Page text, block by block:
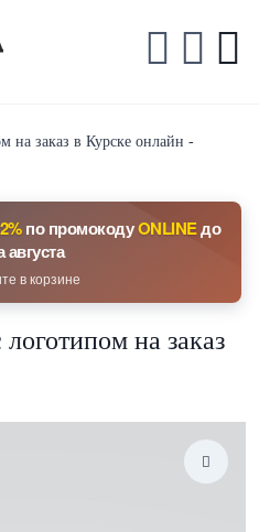
на заказ в Курске онлайн -
по промокодуONLINEдо
августа
в корзине
на заказ